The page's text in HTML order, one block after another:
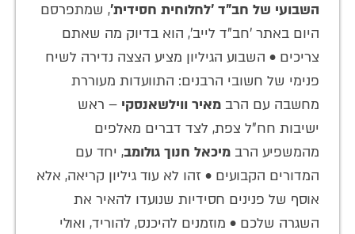
השבועי של חב"ד 'לחלוחית חסידית', שמתפרסם
היום באתר 'חב"ד לייב', הוא בדיוק מה שאתם
צריכים • השבוע הגיליון מציע הצצה נדירה לשיח
פנימי של חשובי הרבנים: התוועדות מעוררת
מחשבה עם הרב מאיר ווילשאנסקי – ראש
ישיבות חח"ל צפת, לצד דברים מאלפים
מהמשפיע הרב מיכאל חנוך גולומב, יחד עם
המדורים הקבועים • זהו לא עוד גיליון קריאה, אלא
אוסף של פנינים חסידיות שנועדו להאיר את
השגרה שלכם • מוזמנים להיכנס, להוריד, ואולי